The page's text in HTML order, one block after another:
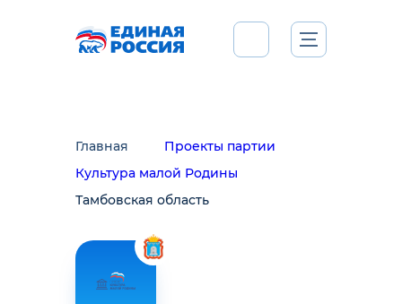
Главная
Проекты партии
Культура малой Родины
Тамбовская область